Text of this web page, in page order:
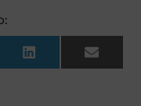
LinkedIn Email